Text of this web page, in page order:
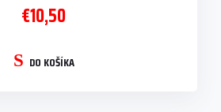
€10,50
DO KOŠÍKA